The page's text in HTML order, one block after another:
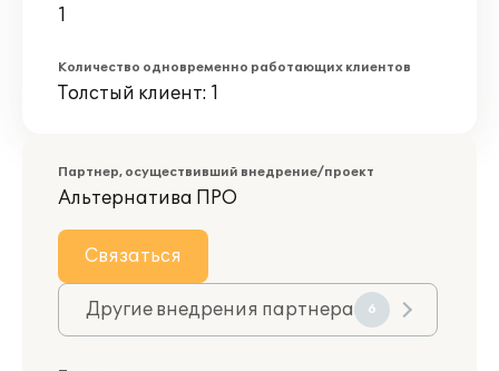
1
Количество одновременно работающих клиентов
Толстый клиент: 1
Партнер, осуществивший внедрение/проект
Альтернатива ПРО
Связаться
Другие внедрения партнера 6